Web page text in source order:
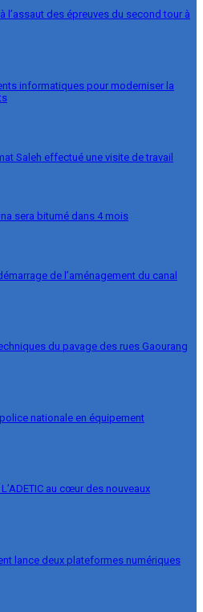
l’assaut des épreuves du second tour à
informatiques pour moderniser la
Saleh effectué une visite de travail
sera bitumé dans 4 mois
de l’aménagement du canal
du pavage des rues Gaourang
police nationale en équipement
au cœur des nouveaux
lance deux plateformes numériques